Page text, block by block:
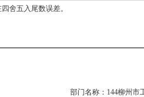
舍五入尾数误差。
部门名称： 144柳州市